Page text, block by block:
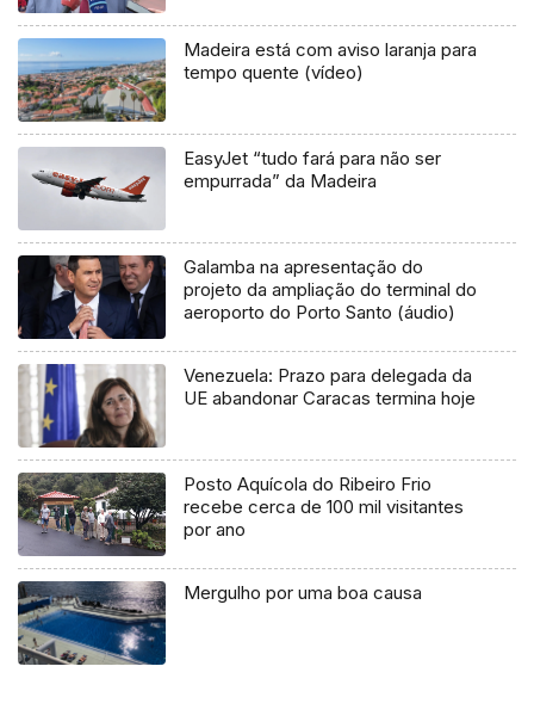
Madeira está com aviso laranja para
tempo quente (vídeo)
EasyJet “tudo fará para não ser
empurrada” da Madeira
Galamba na apresentação do
projeto da ampliação do terminal do
aeroporto do Porto Santo (áudio)
Venezuela: Prazo para delegada da
UE abandonar Caracas termina hoje
Posto Aquícola do Ribeiro Frio
recebe cerca de 100 mil visitantes
por ano
Mergulho por uma boa causa